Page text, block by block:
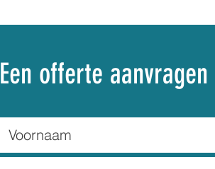
Een offerte aanvragen